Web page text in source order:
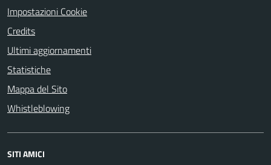
Impostazioni Cookie
Credits
Ultimi aggiornamenti
Statistiche
Mappa del Sito
Whistleblowing
SITI AMICI